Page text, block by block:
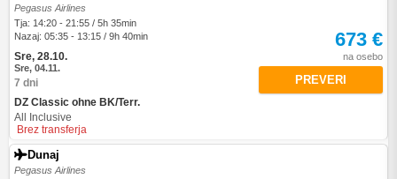
Pegasus Airlines
Tja: 14:20 - 21:55 / 5h 35min
Nazaj: 05:35 - 13:15 / 9h 40min
Sre, 28.10.
Sre, 04.11.
7 dni
DZ Classic ohne BK/Terr.
All Inclusive
Brez transferja
673 €
na osebo
PREVERI
Dunaj
Pegasus Airlines